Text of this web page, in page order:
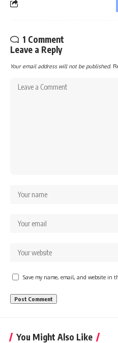
1 Comment
Leave a Reply
Your email address will not be published.
Save my name, email, and website in
You Might Also Like